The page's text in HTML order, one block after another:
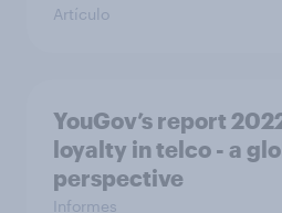
Artículo
YouGov’s report
loyalty in telco - a
perspective
Informes